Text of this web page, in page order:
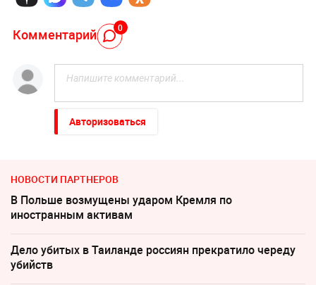
Комментарий 0
Авторизоваться
НОВОСТИ ПАРТНЕРОВ
В Польше возмущены ударом Кремля по
иностранным активам
Дело убитых в Таиланде россиян прекратило череду
убийств